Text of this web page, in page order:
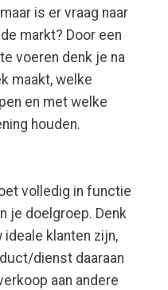
is er vraag naar
markt? Door een
voeren denk je na
maakt, welke
en met welke
houden.
volledig in functie
je doelgroep. Denk
klanten zijn,
dienst daaraan
aan andere